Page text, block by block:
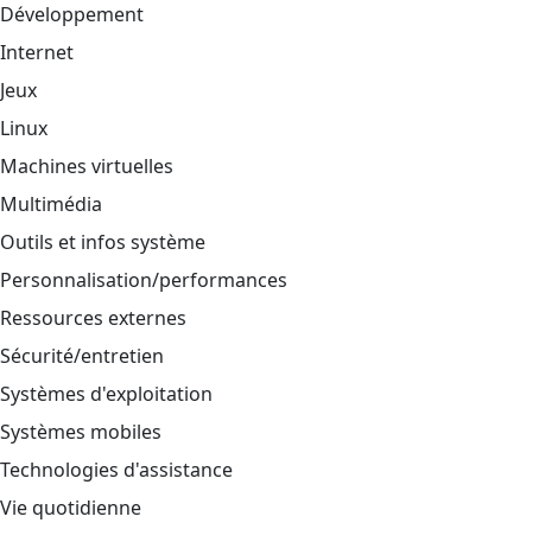
Développement
Internet
Jeux
Linux
Machines virtuelles
Multimédia
Outils et infos système
Personnalisation/performances
Ressources externes
Sécurité/entretien
Systèmes d'exploitation
Systèmes mobiles
Technologies d'assistance
Vie quotidienne